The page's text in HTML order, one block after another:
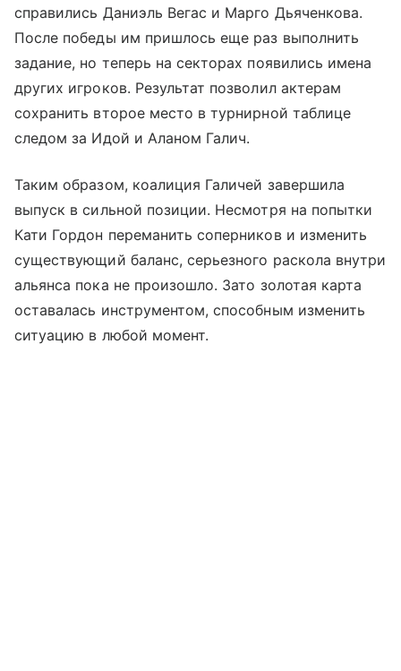
справились Даниэль Вегас и Марго Дьяченкова.
После победы им пришлось еще раз выполнить
задание, но теперь на секторах появились имена
других игроков. Результат позволил актерам
сохранить второе место в турнирной таблице
следом за Идой и Аланом Галич.
Таким образом, коалиция Галичей завершила
выпуск в сильной позиции. Несмотря на попытки
Кати Гордон переманить соперников и изменить
существующий баланс, серьезного раскола внутри
альянса пока не произошло. Зато золотая карта
оставалась инструментом, способным изменить
ситуацию в любой момент.